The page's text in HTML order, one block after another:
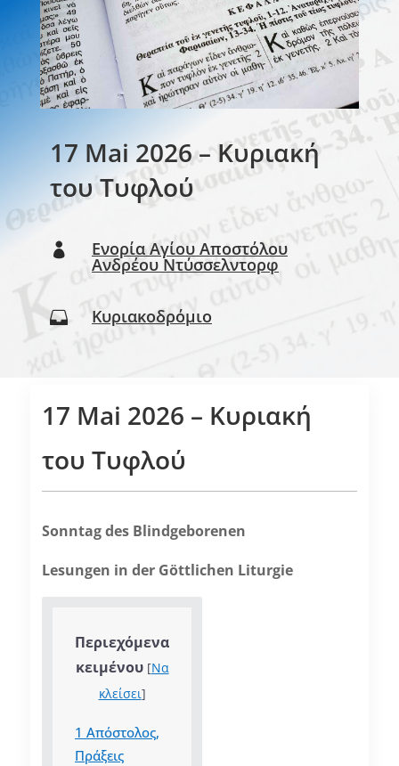
17 Mai 2026 – Κυριακή
του Τυφλού
 Ενορία Αγίου Αποστόλου
Ανδρέου Ντύσσελντορφ
 Κυριακοδρόμιο
17 Mai 2026 – Κυριακή
του Τυφλού
Sonntag des Blindgeborenen
Lesungen in der Göttlichen Liturgie
Περιεχόμενα
κειμένου [Να
κλείσει]
1 Απόστολος,
Πράξεις